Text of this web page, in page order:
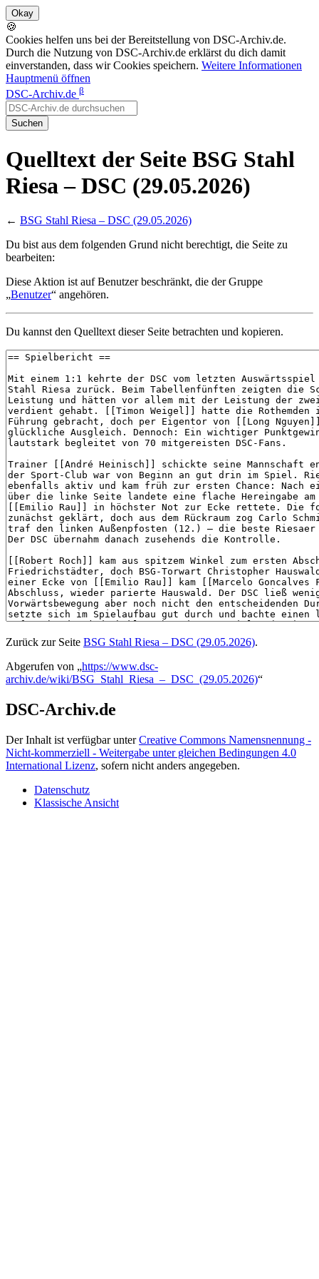
🍪
Cookies helfen uns bei der Bereitstellung von DSC-Archiv.de.
Durch die Nutzung von DSC-Archiv.de erklärst du dich damit
einverstanden, dass wir Cookies speichern. Weitere Informationen
Hauptmenü öffnen
DSC-Archiv.de β
Suchen
Quelltext der Seite BSG Stahl
Riesa – DSC (29.05.2026)
← BSG Stahl Riesa – DSC (29.05.2026)
Du bist aus dem folgenden Grund nicht berechtigt, die Seite zu
bearbeiten:
Diese Aktion ist auf Benutzer beschränkt, die der Gruppe
„Benutzer“ angehören.
Du kannst den Quelltext dieser Seite betrachten und kopieren.
Zurück zur Seite BSG Stahl Riesa – DSC (29.05.2026).
Abgerufen von „https://www.dsc-
archiv.de/wiki/BSG_Stahl_Riesa_–_DSC_(29.05.2026)“
DSC-Archiv.de
Der Inhalt ist verfügbar unterCreative Commons Namensnennung -
Nicht-kommerziell - Weitergabe unter gleichen Bedingungen 4.0
International Lizenz, sofern nicht anders angegeben.
Datenschutz
Klassische Ansicht